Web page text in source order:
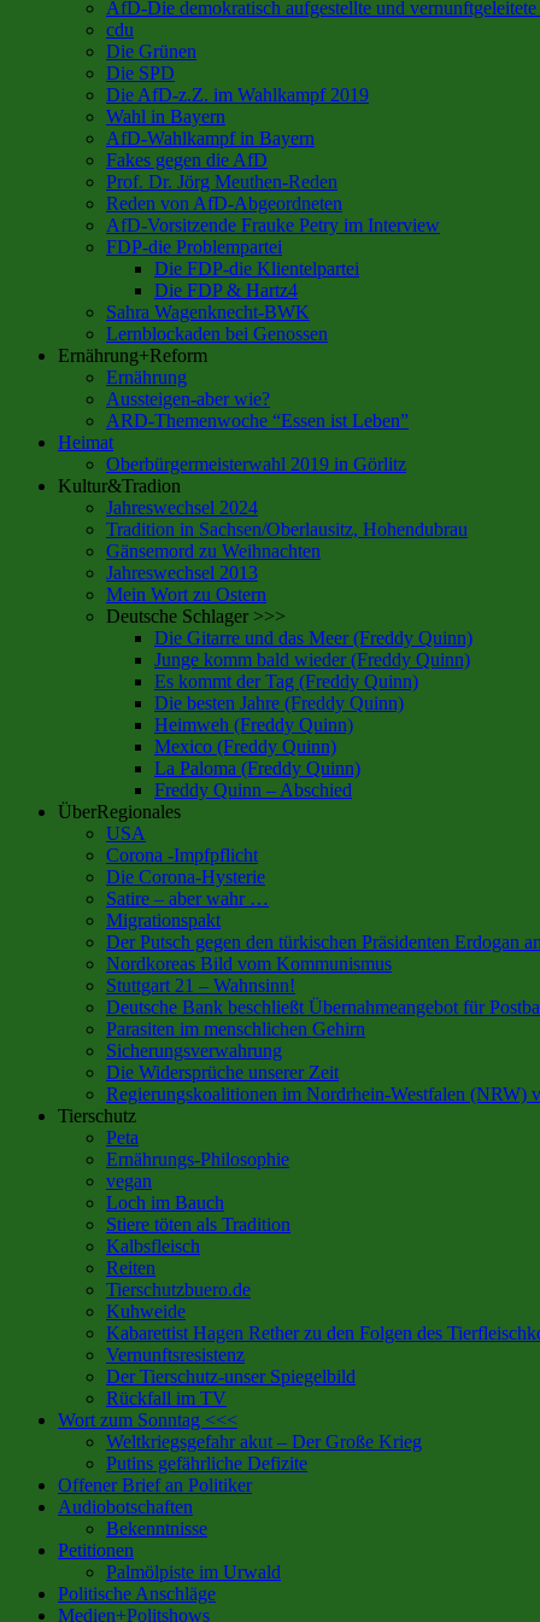
AfD-Die demokratisch aufgestellte und
cdu
Die Grünen
Die SPD
Die AfD-z.Z. im Wahlkampf 2019
Wahl in Bayern
AfD-Wahlkampf in Bayern
Fakes gegen die AfD
Prof. Dr. Jörg Meuthen-Reden
Reden von AfD-Abgeordneten
AfD-Vorsitzende Frauke Petry im Interview
FDP-die Problempartei
Die FDP-die Klientelpartei
Die FDP & Hartz4
Sahra Wagenknecht-BWK
Lernblockaden bei Genossen
Ernährung+Reform
Ernährung
Aussteigen-aber wie?
ARD-Themenwoche “Essen ist Leben”
Heimat
Oberbürgermeisterwahl 2019 in Görlitz
Kultur&Tradion
Jahreswechsel 2024
Tradition in Sachsen/Oberlausitz, Hohendubrau
Gänsemord zu Weihnachten
Jahreswechsel 2013
Mein Wort zu Ostern
Deutsche Schlager >>>
Die Gitarre und das Meer (Freddy Quinn)
Junge komm bald wieder (Freddy Quinn)
Es kommt der Tag (Freddy Quinn)
Die besten Jahre (Freddy Quinn)
Heimweh (Freddy Quinn)
Mexico (Freddy Quinn)
La Paloma (Freddy Quinn)
Freddy Quinn – Abschied
ÜberRegionales
USA
Corona -Impfpflicht
Die Corona-Hysterie
Satire – aber wahr …
Migrationspakt
Der Putsch gegen den türkischen Präsidenten Erdogan
Nordkoreas Bild vom Kommunismus
Stuttgart 21 – Wahnsinn!
Deutsche Bank beschließt Übernahmeangebot für
Parasiten im menschlichen Gehirn
Sicherungsverwahrung
Die Widersprüche unserer Zeit
Regierungskoalitionen im Nordrhein-Westfalen (NRW)
Tierschutz
Peta
Ernährungs-Philosophie
vegan
Loch im Bauch
Stiere töten als Tradition
Kalbsfleisch
Reiten
Tierschutzbuero.de
Kuhweide
Kabarettist Hagen Rether zu den Folgen des
Vernunftsresistenz
Der Tierschutz-unser Spiegelbild
Rückfall im TV
Wort zum Sonntag <<<
Weltkriegsgefahr akut – Der Große Krieg
Putins gefährliche Defizite
Offener Brief an Politiker
Audiobotschaften
Bekenntnisse
Petitionen
Palmölpiste im Urwald
Politische Anschläge
Medien+Politshows